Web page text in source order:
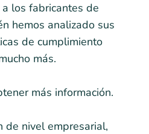
los fabricantes de
hemos analizado sus
de cumplimiento
más.
más información.
de nivel empresarial,